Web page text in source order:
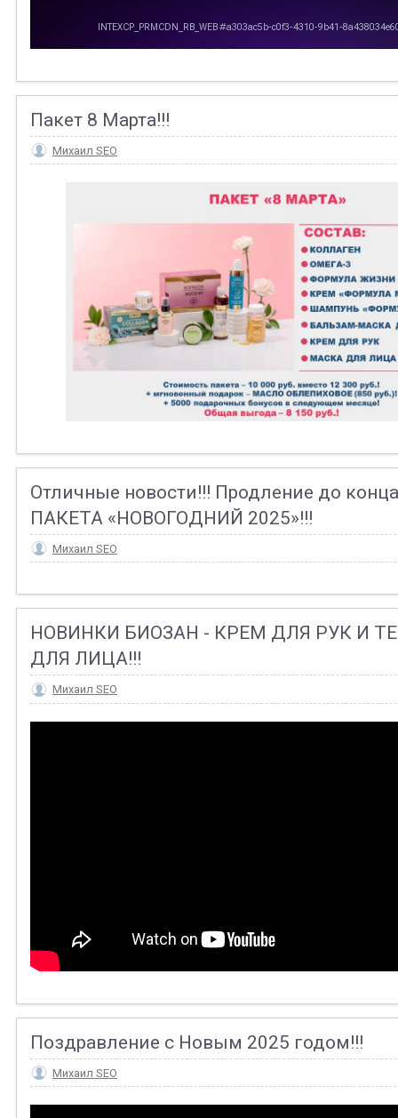
Пакет 8 Марта!!!
Михаил SEO
Отличные новости!!! Продление до
ПАКЕТА «НОВОГОДНИЙ 2025»!!!
Михаил SEO
НОВИНКИ БИОЗАН - КРЕМ ДЛЯ РУК И
ДЛЯ ЛИЦА!!!
Михаил SEO
Поздравление с Новым 2025 годом!!!
Михаил SEO